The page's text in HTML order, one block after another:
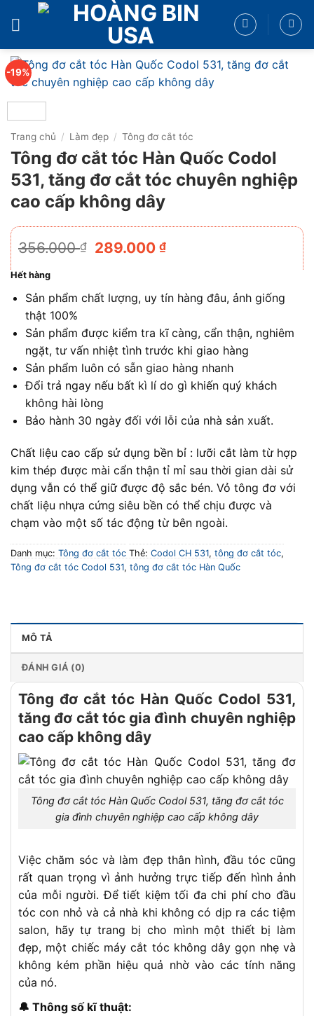
dung
-19%
Trang chủ / Làm đẹp / Tông đơ cắt tóc
Tông đơ cắt tóc Hàn Quốc Codol
531, tăng đơ cắt tóc chuyên nghiệp
cao cấp không dây
356.000₫
Giá
356.000 ₫.
289.000₫Giá
là:
289.000 ₫.
Hết hàng
Sản phẩm chất lượng, uy tín hàng đâu, ảnh giống
thật 100%
Sản phẩm được kiểm tra kĩ càng, cẩn thận, nghiêm
ngặt, tư vấn nhiệt tình trước khi giao hàng
Sản phẩm luôn có sẵn giao hàng nhanh
Đổi trả ngay nếu bất kì lí do gì khiến quý khách
không hài lòng
Bảo hành 30 ngày đối với lỗi của nhà sản xuất.
Chất liệu cao cấp sử dụng bền bỉ : lưỡi cắt làm từ hợp
kim thép được mài cẩn thận tỉ mỉ sau thời gian dài sử
dụng vẫn có thể giữ được độ sắc bén. Vỏ tông đơ với
chất liệu nhựa cứng siêu bền có thể chịu được và
chạm vào một số tác động từ bên ngoài.
Danh mục: Tông đơ cắt tóc Thẻ: Codol CH 531, tông đơ cắt tóc,
Tông đơ cắt tóc Codol 531, tông đơ cắt tóc Hàn Quốc
MÔ TẢ
ĐÁNH GIÁ (0)
Tông đơ cắt tóc Hàn Quốc Codol 531,
tăng đơ cắt tóc gia đình chuyên nghiệp
cao cấp không dây
Tông đơ cắt tóc Hàn Quốc Codol 531, tăng đơ cắt tóc
gia đình chuyên nghiệp cao cấp không dây
Việc chăm sóc và làm đẹp thân hình, đầu tóc cũng
rất quan trọng vì ảnh hưởng trực tiếp đến hình ảnh
của mỗi người. Để tiết kiệm tối đa chi phí cho đầu
tóc con nhỏ và cả nhà khi không có dịp ra các tiệm
salon, hãy tự trang bị cho mình một thiết bị làm
đẹp, một chiếc máy cắt tóc không dây gọn nhẹ và
không kém phần hiệu quả nhờ vào các tính năng
của nó.
🔔 Thông số kĩ thuật: